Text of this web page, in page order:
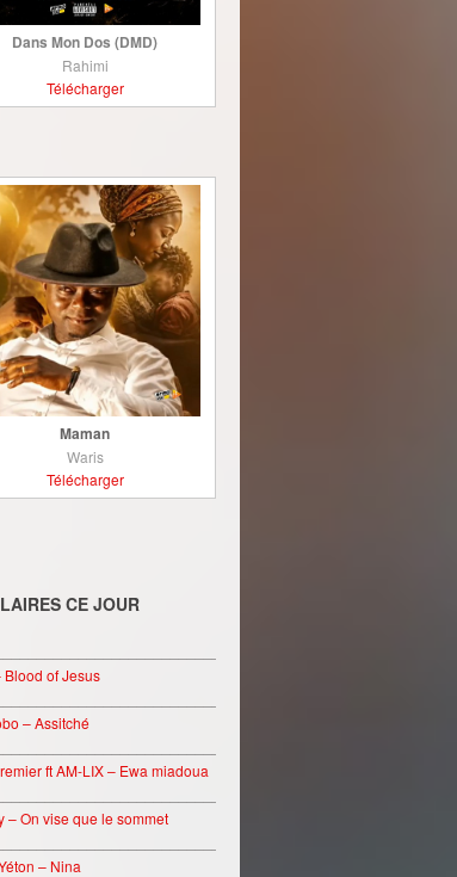
Dans Mon Dos (DMD)
Rahimi
Télécharger
Maman
Waris
Télécharger
CE JOUR
Blood of Jesus
– Assitché
ft AM-LIX – Ewa miadoua
– On vise que le sommet
– Nina